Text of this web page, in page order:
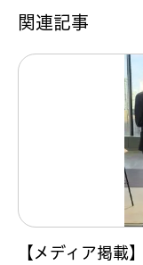
関連記事
【メディア掲載